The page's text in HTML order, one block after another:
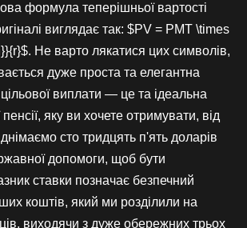
формула теперішньої вартості
виглядає так: $PV = PMT \times
Не варто лякатися цих символів,
дуже проста та елегантна
виплати — це та ідеальна
яку ви хочете отримувати, від
сто тридцять п'ять доларів
допомоги, щоб бути
ставки позначає безпечний
коштів, який ми розділили на
виходячи з дуже обережних трьох